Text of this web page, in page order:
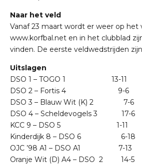
Naar het veld
Vanaf 23 maart wordt er weer op het
www.korfbal.net en in het clubblad
vinden. De eerste veldwedstrijden
Uitslagen
DSO 1 – TOGO 1 13-11
DSO 2 – Fortis 4 9-6
DSO 3 – Blauw Wit (K) 2 7-6
DSO 4 – Scheldevogels 3 17-6
KCC 9 – DSO 5 1-11
Kinderdijk 8 – DSO 6 6-18
OJC ’98 A1 – DSO A1 7-13
Oranje Wit (D) A4 – DSO 2 14-5